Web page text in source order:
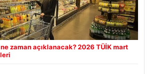
zaman açıklanacak? 2026 TÜİK mart